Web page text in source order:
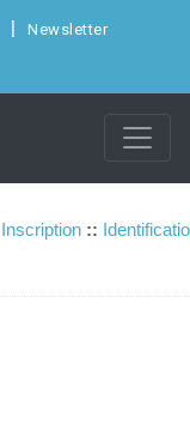
Newsletter
Inscription ::